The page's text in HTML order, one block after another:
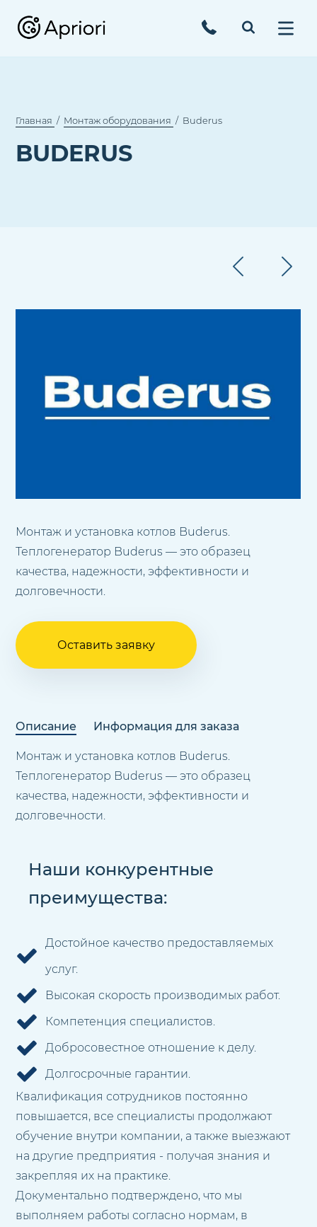
Главная Монтаж оборудования Buderus
BUDERUS
Монтаж и установка котлов Buderus.
Теплогенератор Buderus — это образец
качества, надежности, эффективности и
долговечности.
Оставить заявку
Описание Информация для заказа
Монтаж и установка котлов Buderus.
Теплогенератор Buderus — это образец
качества, надежности, эффективности и
долговечности.
Наши конкурентные
преимущества:
Достойное качество предоставляемых
услуг.
Высокая скорость производимых работ.
Компетенция специалистов.
Добросовестное отношение к делу.
Долгосрочные гарантии.
Квалификация сотрудников постоянно
повышается, все специалисты продолжают
обучение внутри компании, а также выезжают
на другие предприятия - получая знания и
закрепляя их на практике.
Документально подтверждено, что мы
выполняем работы согласно нормам, в